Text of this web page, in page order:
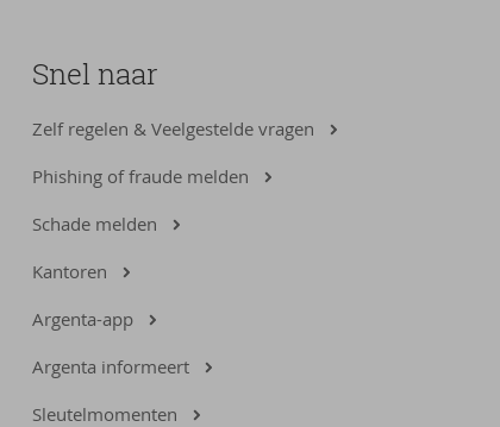
Snel naar
Zelf regelen & Veelgestelde vragen
Phishing of fraude melden
Schade melden
Kantoren
Argenta-app
Argenta informeert
Sleutelmomenten